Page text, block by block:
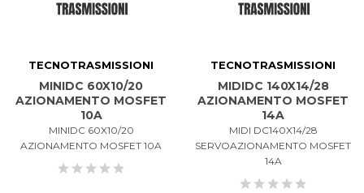
TECNOTRASMISSIONI
MINIDC 60X10/20
AZIONAMENTO MOSFET
10A
MINIDC 60X10/20
AZIONAMENTO MOSFET 10A
TECNOTRASMISSIONI
MIDIDC 140X14/28
AZIONAMENTO MOSFET
14A
MIDI DC140X14/28
SERVOAZIONAMENTO MOSFET
14A